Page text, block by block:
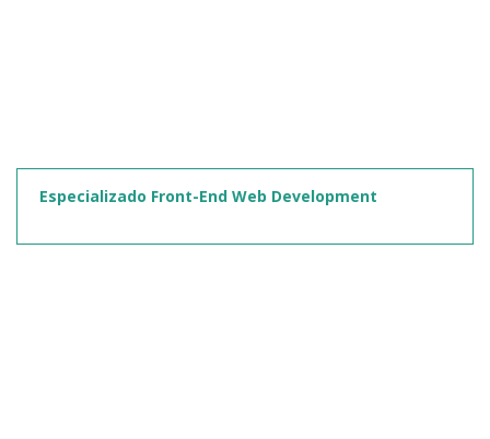
Especializado Front-End Web Development